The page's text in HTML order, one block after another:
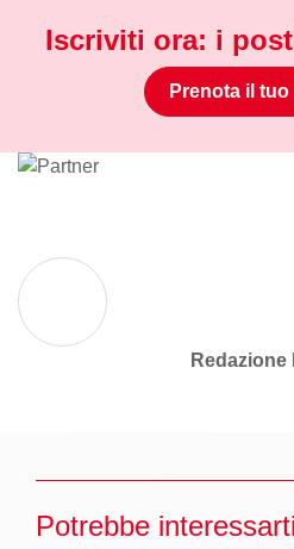
Iscriviti ora: i
Prenota il
Redazione
Potrebbe